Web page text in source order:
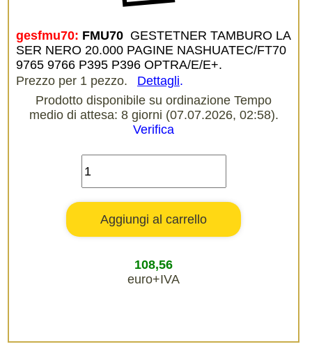
gesfmu70: FMU70 GESTETNER TAMBURO LA
SER NERO 20.000 PAGINE NASHUATEC/FT70
9765 9766 P395 P396 OPTRA/E/E+.
Prezzo per 1 pezzo.
Dettagli.
Prodotto disponibile su ordinazione Tempo
medio di attesa: 8 giorni (07.07.2026, 02:58).
Verifica
108,56
euro+IVA